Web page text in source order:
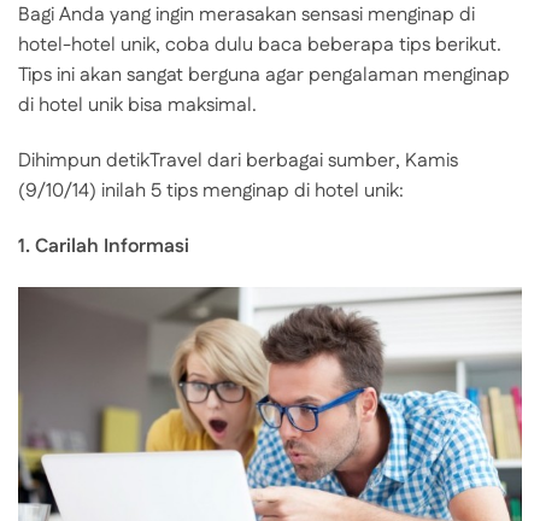
Bagi Anda yang ingin merasakan sensasi menginap di
hotel-hotel unik, coba dulu baca beberapa tips berikut.
Tips ini akan sangat berguna agar pengalaman menginap
di hotel unik bisa maksimal.
Dihimpun detikTravel dari berbagai sumber, Kamis
(9/10/14) inilah 5 tips menginap di hotel unik:
1. Carilah Informasi